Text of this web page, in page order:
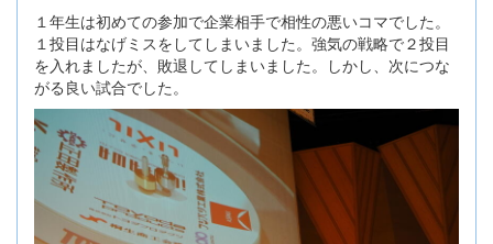
１年生は初めての参加で企業相手で相性の悪いコマでした。
１投目はなげミスをしてしまいました。強気の戦略で２投目
を入れましたが、敗退してしまいました。しかし、次につな
がる良い試合でした。